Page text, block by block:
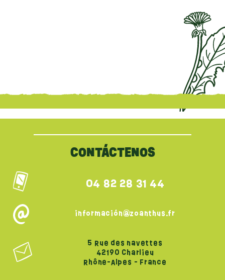
CONTÁCTENOS
04 82 28 31 44
información@zoanthus.fr
5 Rue des navettes
42190 Charlieu
Rhône-Alpes - France